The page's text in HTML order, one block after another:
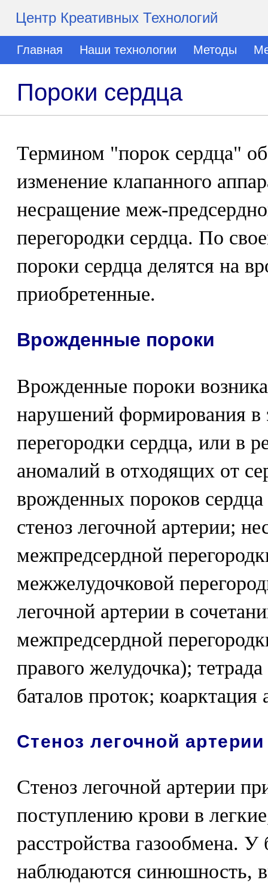
Центр Креативных Технологий
Главная Наши технологии Методы
Пороки сердца
Термином "порок сердца"
изменение клапанного
несращение меж-
перегородки сердца. По
пороки сердца делятся на
приобретенные.
Врожденные пороки
Врожденные пороки
нарушений формирования в
перегородки сердца, или в
аномалий в отходящих от
врожденных пороков
стеноз легочной артерии;
межпредсердной
межжелудочковой
легочной артерии в
межпредсердной
правого желудочка);
баталов проток;
Стеноз легочной артерии
Стеноз легочной артерии
поступлению крови в
расстройства газообмена.
наблюдаются синюшность,